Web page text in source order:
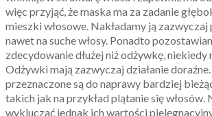
więc przyjąć, że maska ma za zadanie
mieszki włosowe. Nakładamy ją zazwyczaj
nawet na suche włosy. Ponadto
zdecydowanie dłużej niż odżywkę, niekiedy
Odżywki mają zazwyczaj działanie
przeznaczone są do naprawy bardziej
takich jak na przykład plątanie się włosów.
wykluczać jednak ich wartości